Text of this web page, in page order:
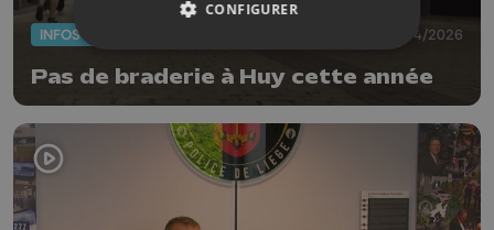
INFOS 30/04/2026
Pas de braderie à Huy cette année
CONFIGURER